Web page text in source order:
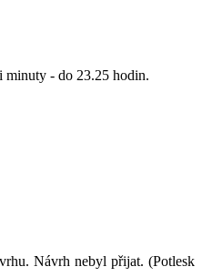
minuty - do 23.25 hodin.
Návrh nebyl přijat. (Potlesk